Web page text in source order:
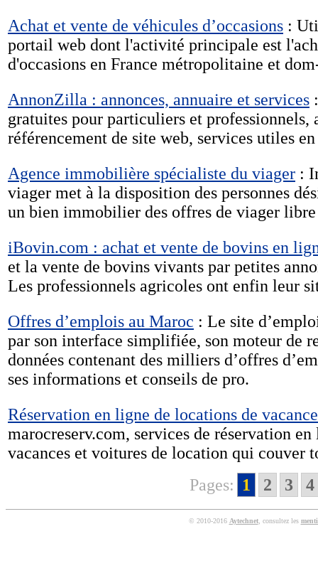
Achat et vente de véhicules d’occasions :
portail web dont l'activité principale est
d'occasions en France métropolitaine et
AnnonZilla : annonces, annuaire et services
gratuites pour particuliers et professionnels,
référencement de site web, services utiles
Agence immobilière spécialiste du viager :
viager met à la disposition des personnes
un bien immobilier des offres de viager
iBovin.com : achat et vente de bovins en
et la vente de bovins vivants par petites
Les professionnels agricoles ont enfin leur
Offres d’emplois au Maroc : Le site
par son interface simplifiée, son moteur de
données contenant des milliers d’offres
ses informations et conseils de pro.
Réservation en ligne de locations de
marocreserv.com, services de réservation
vacances et voitures de location qui couver
Pages: 1 2 3 4
© 2010-2016 Aytechnet, consultez les